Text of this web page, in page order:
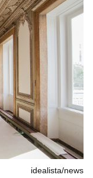
idealista/news